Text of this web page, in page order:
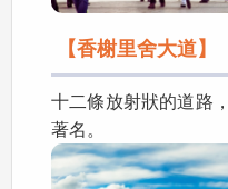
【香榭里舍大道】
十二條放射狀的道路
著名。